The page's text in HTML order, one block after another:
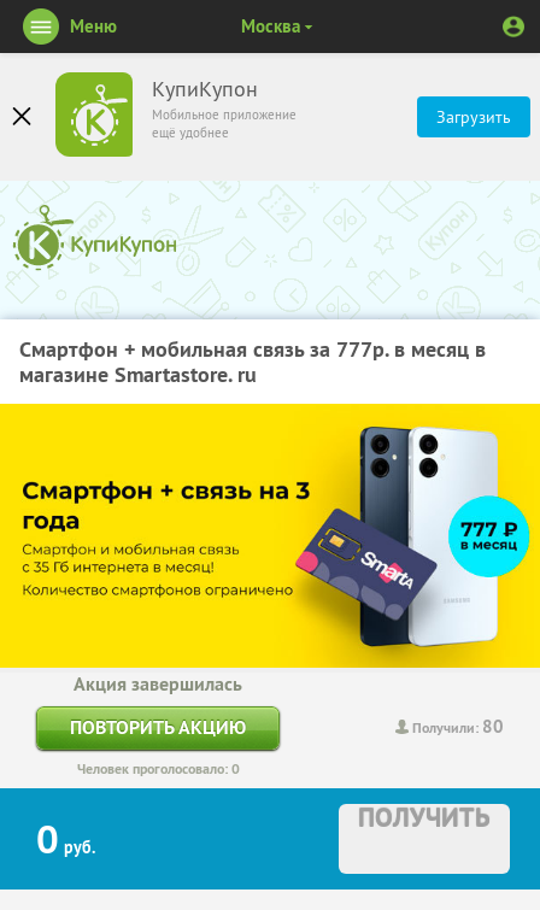
КупиКупон
Мобильное приложение
ещё удобнее
Загрузить
Меню Москва
Смартфон + мобильная связь за 777р. в месяц в
магазине Smartastore. ru
Получили: 80
Акция завершилась
ПОВТОРИТЬ АКЦИЮ
Человек проголосовало: 0
0 руб.
ПОЛУЧИТЬ